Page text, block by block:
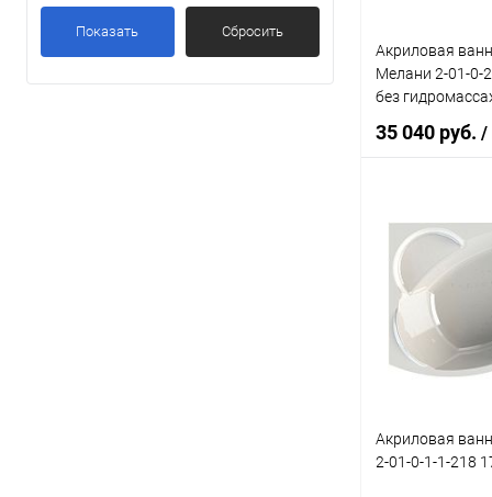
220 л(15)
Показать Сбросить
Акриловая
Мелани 2-01-0-
без
35 040 руб. /
В
Купить в 1 клик
В избранное
Акриловая
2-01-0-1-1-218